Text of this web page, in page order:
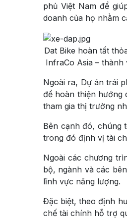
phủ Việt Nam để
doanh của họ nhằm
Dat Bike hoàn tất
InfraCo Asia –
Ngoài ra, Dự án trái
để hoàn thiện hướng
tham gia thị trường
Bên cạnh đó, chúng
trong đó định vị tài
Ngoài các chương
bộ, ngành và các
lĩnh vực năng lượng.
Đặc biệt, theo định
chế tài chính hỗ trợ